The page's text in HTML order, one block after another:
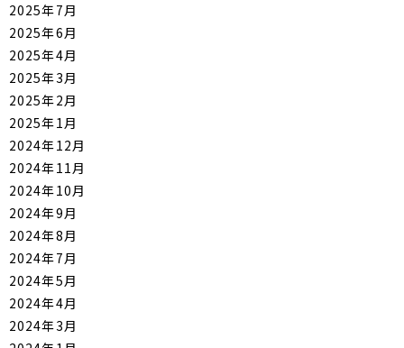
2025年7月
2025年6月
2025年4月
2025年3月
2025年2月
2025年1月
2024年12月
2024年11月
2024年10月
2024年9月
2024年8月
2024年7月
2024年5月
2024年4月
2024年3月